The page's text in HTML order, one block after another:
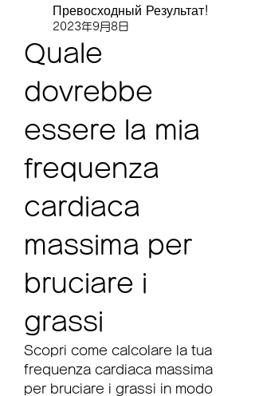
Превосходный Результат!
2023年9月8日
Quale
dovrebbe
essere la mia
frequenza
cardiaca
massima per
bruciare i
grassi
Scopri come calcolare la tua
frequenza cardiaca massima
per bruciare i grassi in modo